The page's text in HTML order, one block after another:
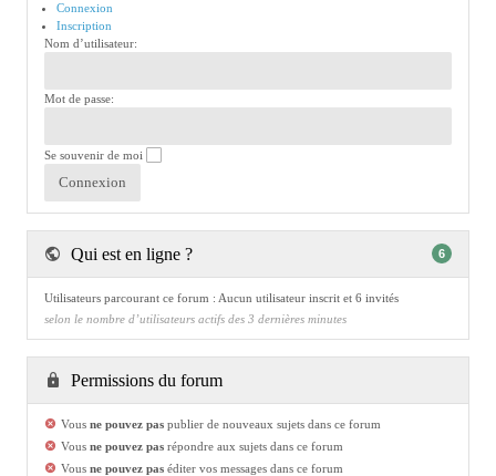
Connexion
Inscription
Nom d’utilisateur:
Mot de passe:
Se souvenir de moi
Qui est en ligne ? 6
Utilisateurs parcourant ce forum : Aucun utilisateur inscrit et 6 invités
selon le nombre d’utilisateurs actifs des 3 dernières minutes
Permissions du forum
Vous ne pouvez pas publier de nouveaux sujets dans ce forum
Vous ne pouvez pas répondre aux sujets dans ce forum
Vous ne pouvez pas éditer vos messages dans ce forum